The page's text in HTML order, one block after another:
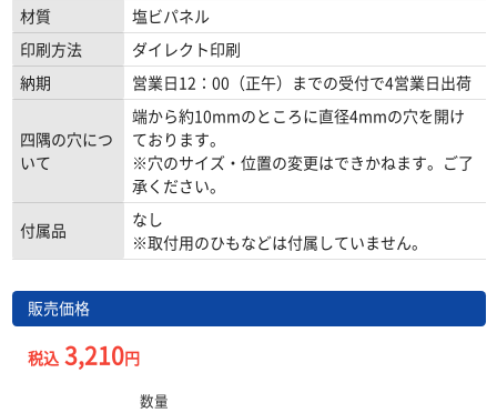
材質
塩ビパネル
印刷方法
ダイレクト印刷
納期
営業日12：00（正午）までの受付で4営業日出荷
四隅の穴につ
いて
端から約10mmのところに直径4mmの穴を開け
ております。
※穴のサイズ・位置の変更はできかねます。ご了
承ください。
付属品
なし
※取付用のひもなどは付属していません。
販売価格
税込3,210円
数量